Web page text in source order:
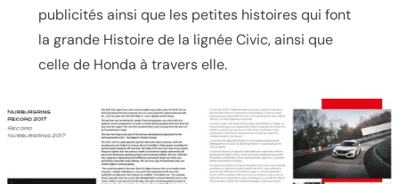
publicités ainsi que les petites histoires qui font
la grande Histoire de la lignée Civic, ainsi que
celle de Honda à travers elle.